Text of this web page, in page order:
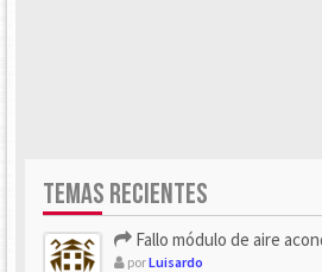
TEMAS RECIENTES
Fallo módulo de aire
porLuisardo